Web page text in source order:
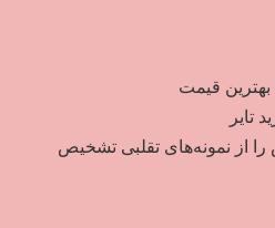
از نمونه‌های تقلبی تشخیص